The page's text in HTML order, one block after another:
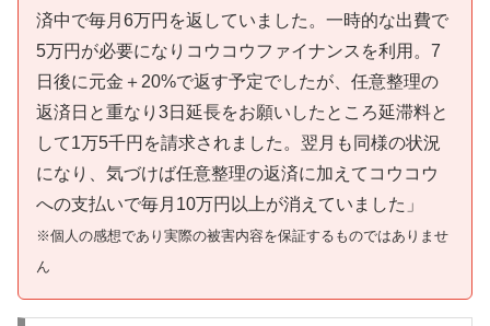
済中で毎月6万円を返していました。一時的な出費で
5万円が必要になりコウコウファイナンスを利用。7
日後に元金＋20%で返す予定でしたが、任意整理の
返済日と重なり3日延長をお願いしたところ延滞料と
して1万5千円を請求されました。翌月も同様の状況
になり、気づけば任意整理の返済に加えてコウコウ
への支払いで毎月10万円以上が消えていました」
※個人の感想であり実際の被害内容を保証するものではありませ
ん